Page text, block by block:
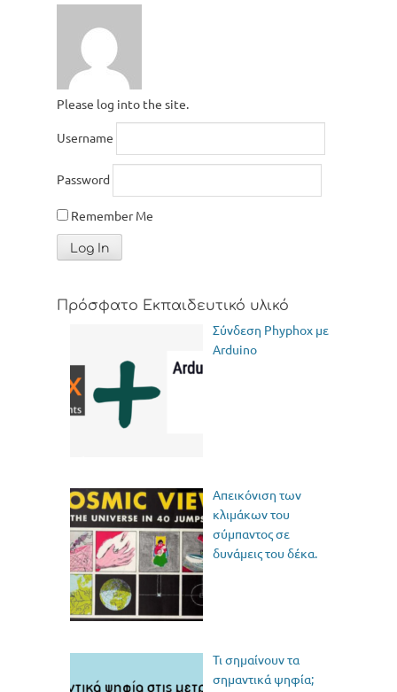
Please log into the site.
Username
Password
Remember Me
Πρόσφατο Εκπαιδευτικό υλικό
Σύνδεση Phyphox με
Arduino
Απεικόνιση των
κλιμάκων του
σύμπαντος σε
δυνάμεις του δέκα.
Τι σημαίνουν τα
σημαντικά ψηφία;